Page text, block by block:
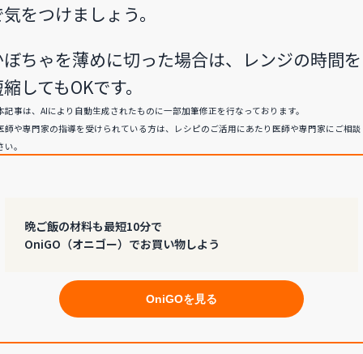
をつけましょう。
ちゃを薄めに切った場合は、レンジの時間を
してもOKです。
事は、AIにより自動生成されたものに一部加筆修正を行なっております。
や専門家の指導を受けられている方は、レシピのご活用にあたり医師や専門家にご相
い。
晩ご飯の材料も最短10分で
OniGO（オニゴー）でお買い物しよう
OniGOを見る